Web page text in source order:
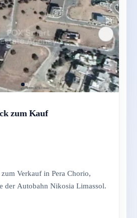
zum Kauf
Verkauf in Pera Chorio,
der Autobahn Nikosia Limassol.